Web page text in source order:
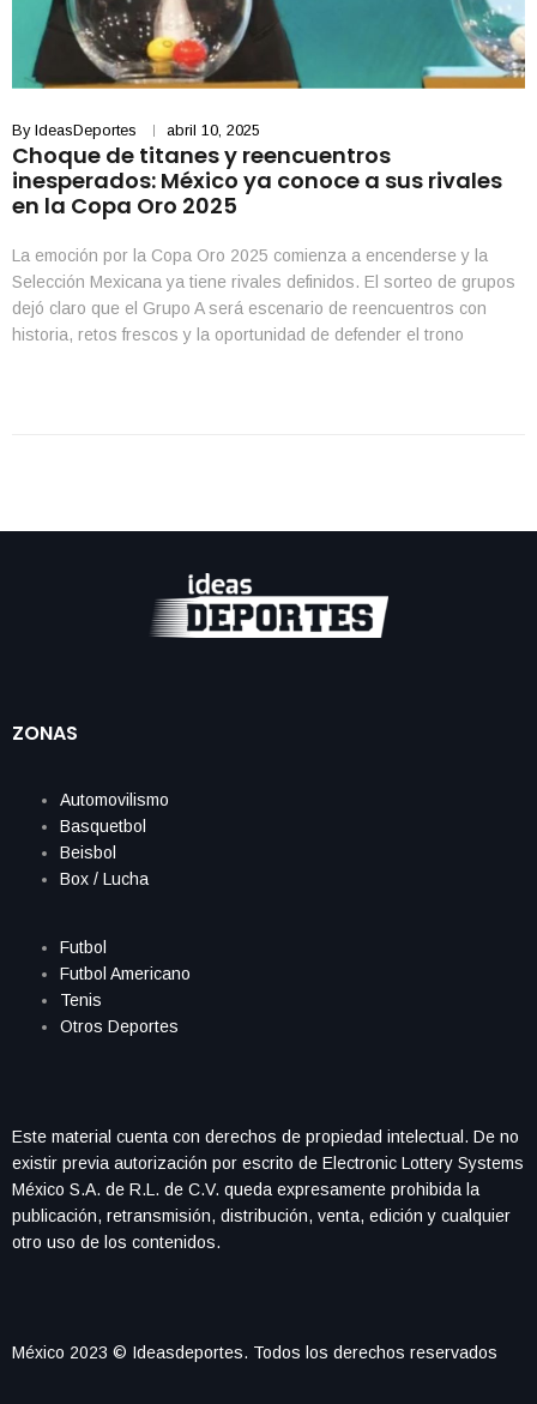
By IdeasDeportes abril 10, 2025
Choque de titanes y reencuentros
inesperados: México ya conoce a sus rivales
en la Copa Oro 2025
La emoción por la Copa Oro 2025 comienza a encenderse y la
Selección Mexicana ya tiene rivales definidos. El sorteo de grupos
dejó claro que el Grupo A será escenario de reencuentros con
historia, retos frescos y la oportunidad de defender el trono
ZONAS
Automovilismo
Basquetbol
Beisbol
Box / Lucha
Futbol
Futbol Americano
Tenis
Otros Deportes
Este material cuenta con derechos de propiedad intelectual. De no
existir previa autorización por escrito de Electronic Lottery Systems
México S.A. de R.L. de C.V. queda expresamente prohibida la
publicación, retransmisión, distribución, venta, edición y cualquier
otro uso de los contenidos.
México 2023 © Ideasdeportes. Todos los derechos reservados